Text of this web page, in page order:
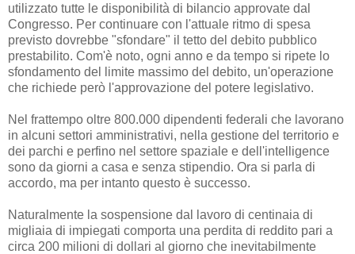
utilizzato tutte le disponibilità di bilancio approvate dal
Congresso. Per continuare con l'attuale ritmo di spesa
previsto dovrebbe "sfondare" il tetto del debito pubblico
prestabilito. Com'è noto, ogni anno e da tempo si ripete lo
sfondamento del limite massimo del debito, un'operazione
che richiede però l'approvazione del potere legislativo.
Nel frattempo oltre 800.000 dipendenti federali che lavorano
in alcuni settori amministrativi, nella gestione del territorio e
dei parchi e perfino nel settore spaziale e dell'intelligence
sono da giorni a casa e senza stipendio. Ora si parla di
accordo, ma per intanto questo è successo.
Naturalmente la sospensione dal lavoro di centinaia di
migliaia di impiegati comporta una perdita di reddito pari a
circa 200 milioni di dollari al giorno che inevitabilmente